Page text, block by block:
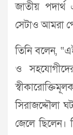
জাতীয়
সেটাও আমরা
তিনি বলেন,
ও
সিরাজদ্দৌলা
জেলে ছিলেন।